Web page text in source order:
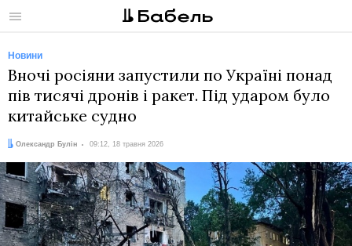
Меню
Новини
Вночі росіяни запустили по Україні понад
пів тисячі дронів і ракет. Під ударом було
китайське судно
Автор:
Олександр Булін
Дата: 09:12, 18 травня 2026